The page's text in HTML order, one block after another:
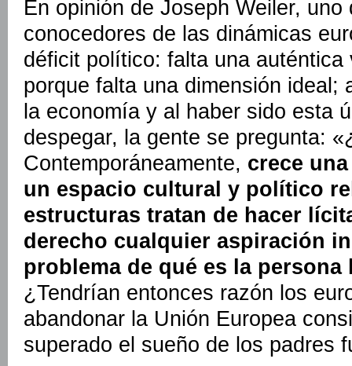
En opinión de Joseph Weiler,
conocedores de las dinámicas
déficit político: falta una
porque falta una dimensión ideal;
la economía y al haber sido esta
despegar, la gente se pregunta:
Contemporáneamente, crece
un espacio cultural y político
estructuras tratan de hacer
derecho cualquier aspiración
problema de qué es la persona
¿Tendrían entonces razón los
abandonar la Unión Europea
superado el sueño de los padres